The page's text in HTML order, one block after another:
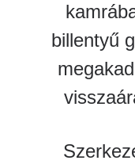
billentyű